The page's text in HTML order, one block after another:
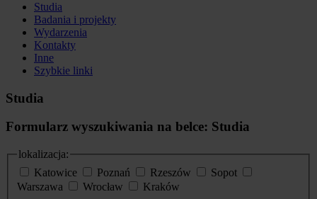
Studia
Badania i projekty
Wydarzenia
Kontakty
Inne
Szybkie linki
Studia
Formularz wyszukiwania na belce: Studia
lokalizacja:
Katowice
Poznań Rzeszów
Sopot
Warszawa
Wrocław
Kraków